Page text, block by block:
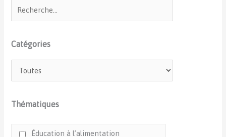
Catégories
Thématiques
Éducation à l’alimentation